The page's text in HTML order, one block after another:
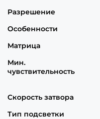
Разрешение
Особенности
Матрица
Мин.
чувствительность
Скорость затвора
Тип подсветки